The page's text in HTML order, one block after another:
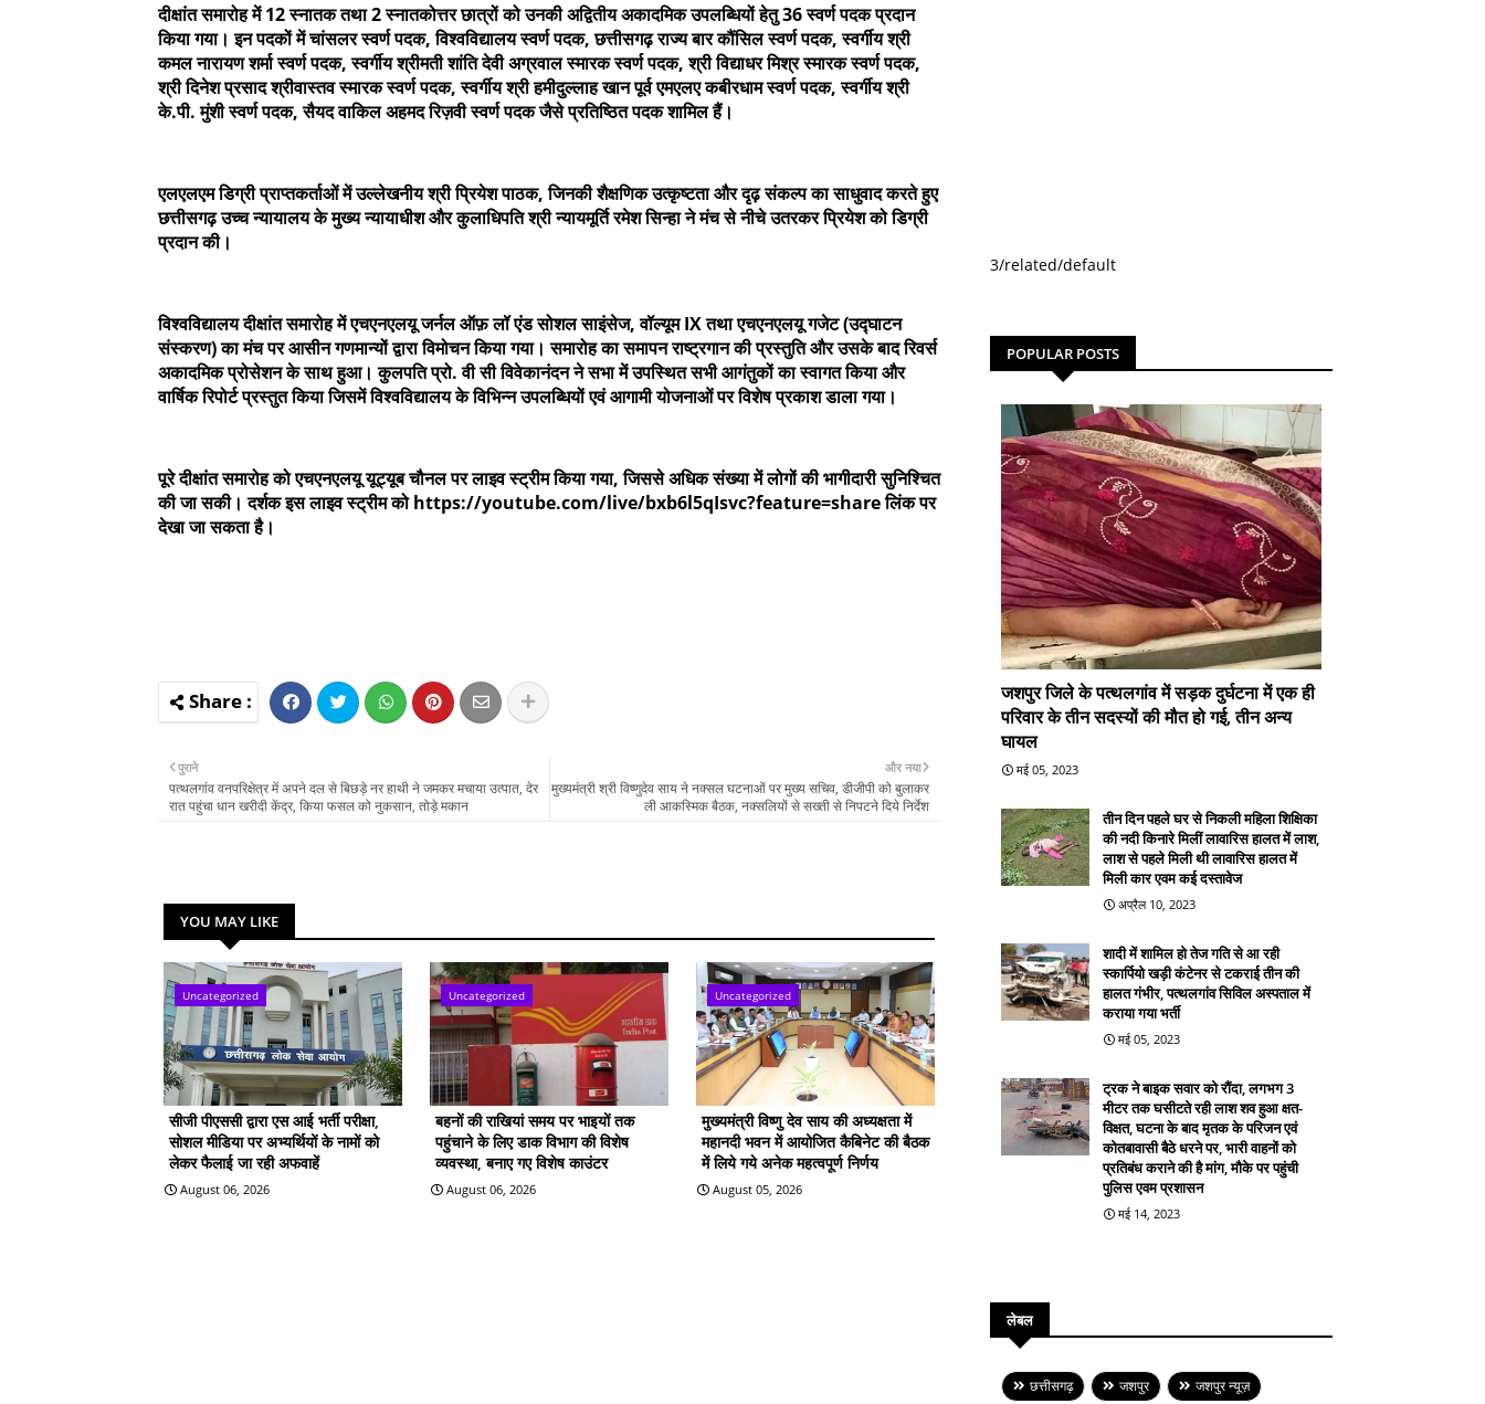
दीक्षांत समारोह में 12 स्नातक तथा 2 स्नातकोत्तर छात्रों को उनकी अद्वितीय अकादमिक उपलब्धियों हेतु 36 स्वर्ण पदक प्रदान
किया गया। इन पदकों में चांसलर स्वर्ण पदक, विश्वविद्यालय स्वर्ण पदक, छत्तीसगढ़ राज्य बार कौंसिल स्वर्ण पदक, स्वर्गीय श्री
कमल नारायण शर्मा स्वर्ण पदक, स्वर्गीय श्रीमती शांति देवी अग्रवाल स्मारक स्वर्ण पदक, श्री विद्याधर मिश्र स्मारक स्वर्ण पदक,
श्री दिनेश प्रसाद श्रीवास्तव स्मारक स्वर्ण पदक, स्वर्गीय श्री हमीदुल्लाह खान पूर्व एमएलए कबीरधाम स्वर्ण पदक, स्वर्गीय श्री
के.पी. मुंशी स्वर्ण पदक, सैयद वाकिल अहमद रिज़वी स्वर्ण पदक जैसे प्रतिष्ठित पदक शामिल हैं।
एलएलएम डिग्री प्राप्तकर्ताओं में उल्लेखनीय श्री प्रियेश पाठक, जिनकी शैक्षणिक उत्कृष्टता और दृढ़ संकल्प का साधुवाद करते हुए
छत्तीसगढ़ उच्च न्यायालय के मुख्य न्यायाधीश और कुलाधिपति श्री न्यायमूर्ति रमेश सिन्हा ने मंच से नीचे उतरकर प्रियेश को डिग्री
प्रदान की।
विश्वविद्यालय दीक्षांत समारोह में एचएनएलयू जर्नल ऑफ़ लॉ एंड सोशल साइंसेज, वॉल्यूम IX तथा एचएनएलयू गजेट (उद्घाटन
संस्करण) का मंच पर आसीन गणमान्यों द्वारा विमोचन किया गया। समारोह का समापन राष्ट्रगान की प्रस्तुति और उसके बाद रिवर्स
अकादमिक प्रोसेशन के साथ हुआ। कुलपति प्रो. वी सी विवेकानंदन ने सभा में उपस्थित सभी आगंतुकों का स्वागत किया और
वार्षिक रिपोर्ट प्रस्तुत किया जिसमें विश्वविद्यालय के विभिन्न उपलब्धियों एवं आगामी योजनाओं पर विशेष प्रकाश डाला गया।
पूरे दीक्षांत समारोह को एचएनएलयू यूट्यूब चौनल पर लाइव स्ट्रीम किया गया, जिससे अधिक संख्या में लोगों की भागीदारी सुनिश्चित
की जा सकी। दर्शक इस लाइव स्ट्रीम को https://youtube.com/live/bxb6l5qIsvc?feature=share लिंक पर
देखा जा सकता है।
और नया
मुख्यमंत्री श्री विष्णुदेव साय ने नक्सल घटनाओं पर मुख्य सचिव, डीजीपी को बुलाकर
ली आकस्मिक बैठक, नक्सलियों से सख्ती से निपटने दिये निर्देश
पुराने
पत्थलगांव वनपरिक्षेत्र में अपने दल से बिछड़े नर हाथी ने जमकर मचाया उत्पात, देर
रात पहुंचा धान खरीदी केंद्र, किया फसल को नुकसान, तोड़े मकान
YOU MAY LIKE
Uncategorized
सीजी पीएससी द्वारा एस आई भर्ती परीक्षा,
सोशल मीडिया पर अभ्यर्थियों के नामों को
लेकर फैलाई जा रही अफवाहें
August 06, 2026
Uncategorized
बहनों की राखियां समय पर भाइयों तक
पहुंचाने के लिए डाक विभाग की विशेष
व्यवस्था, बनाए गए विशेष काउंटर
August 06, 2026
Uncategorized
मुख्यमंत्री विष्णु देव साय की अध्यक्षता में
महानदी भवन में आयोजित कैबिनेट की बैठक
में लिये गये अनेक महत्वपूर्ण निर्णय
August 05, 2026
3/related/default
POPULAR POSTS
जशपुर जिले के पत्थलगांव में सड़क दुर्घटना में एक ही
परिवार के तीन सदस्यों की मौत हो गई, तीन अन्य
घायल
मई 05, 2023
तीन दिन पहले घर से निकली महिला शिक्षिका
की नदी किनारे मिलीं लावारिस हालत में लाश,
लाश से पहले मिली थी लावारिस हालत में
मिली कार एवम कई दस्तावेज
अप्रैल 10, 2023
शादी में शामिल हो तेज गति से आ रही
स्कार्पियो खड़ी कंटेनर से टकराई तीन की
हालत गंभीर, पत्थलगांव सिविल अस्पताल में
कराया गया भर्ती
मई 05, 2023
ट्रक ने बाइक सवार को रौंदा, लगभग 3
मीटर तक घसीटते रही लाश शव हुआ क्षत-
विक्षत, घटना के बाद मृतक के परिजन एवं
कोतबावासी बैठे धरने पर, भारी वाहनों को
प्रतिबंध कराने की है मांग, मौके पर पहुंची
पुलिस एवम प्रशासन
मई 14, 2023
लेबल
छत्तीसगढ़ जशपुर जशपुर न्यूज़